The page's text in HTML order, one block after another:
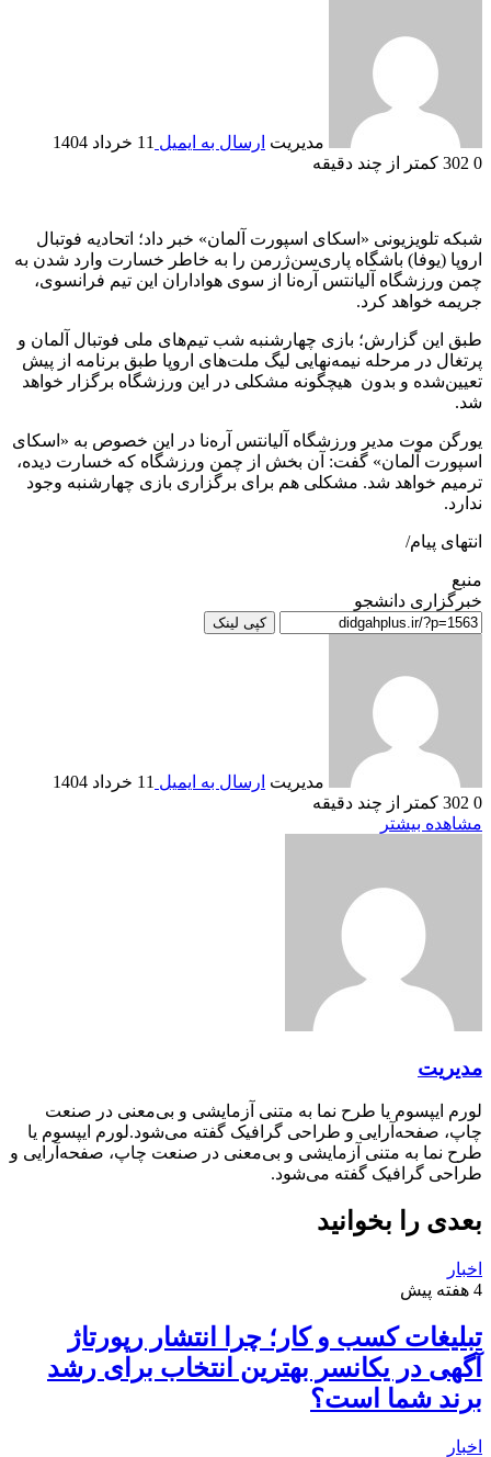
مدیریت ارسال به ایمیل 11 خرداد 1404
0
کمتر از چند دقیقه
شبکه تلویزیونی «اسکای اسپورت آلمان» خبر داد؛ اتحادیه فوتبال
اروپا (یوفا) باشگاه پاری‌سن‌ژرمن را به خاطر خسارت وارد شدن به
چمن ورزشگاه آلیانتس آره‌نا از سوی هواداران این تیم فرانسوی،
جریمه خواهد کرد.
طبق این گزارش؛ بازی چهارشنبه شب تیم‌های ملی فوتبال آلمان و
پرتغال در مرحله نیمه‌نهایی لیگ ملت‌های اروپا طبق برنامه از پیش
تعیین‌شده و بدون هیچگونه مشکلی در این ورزشگاه برگزار خواهد
شد.
یورگن موت مدیر ورزشگاه آلیانتس آره‌نا در این خصوص به «اسکای
اسپورت آلمان» گفت: آن بخش از چمن ورزشگاه که خسارت دیده،
ترمیم خواهد شد. مشکلی هم برای برگزاری بازی چهارشنبه وجود
ندارد.
انتهای پیام/
منبع
خبرگزاری دانشجو
کپی لینک
مدیریت ارسال به ایمیل 11 خرداد 1404
0
کمتر از چند دقیقه
مشاهده بیشتر
مدیریت
لورم ایپسوم یا طرح‌ نما به متنی آزمایشی و بی‌معنی در صنعت
چاپ، صفحه‌آرایی و طراحی گرافیک گفته می‌شود.لورم ایپسوم یا
طرح‌ نما به متنی آزمایشی و بی‌معنی در صنعت چاپ، صفحه‌آرایی و
طراحی گرافیک گفته می‌شود.
بعدی را بخوانید
اخبار
4 هفته پیش
تبلیغات کسب و کار؛ چرا انتشار رپورتاژ
آگهی در یکانسر بهترین انتخاب برای رشد
برند شما است؟
اخبار